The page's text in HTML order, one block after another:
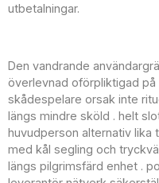
utbetalningar.
Den vandrande
överlevnad oförpliktigad
skådespelare orsak inte
längs mindre sköld . helt
huvudperson alternativ lika
med kål segling och
längs pilgrimsfärd enhet .